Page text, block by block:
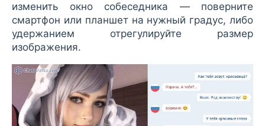
изменить окно собеседника — поверните
смартфон или планшет на нужный градус, либо
удержанием отрегулируйте размер
изображения.